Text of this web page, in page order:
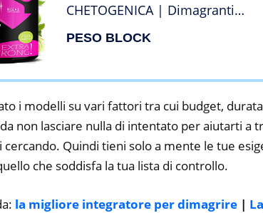
CHETOGENICA | Dimagranti
Potenti Veloci – Brucia Grassi per
PESO BLOCK
i modelli su vari fattori tra cui budget,
non lasciare nulla di intentato per aiutarti a
Quindi tieni solo a mente le tue
che soddisfa la tua lista di controllo.
la migliore integratore per dimagrire |